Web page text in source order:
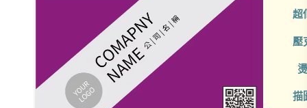
超
壓
描